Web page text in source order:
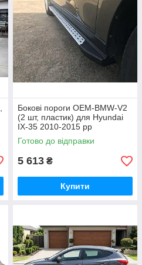
Бокові пороги OEM-BMW-V2
(2 шт, пластик) для Hyundai
IX-35 2010-2015 рр
Готово до відправки
5 613 ₴
Купити